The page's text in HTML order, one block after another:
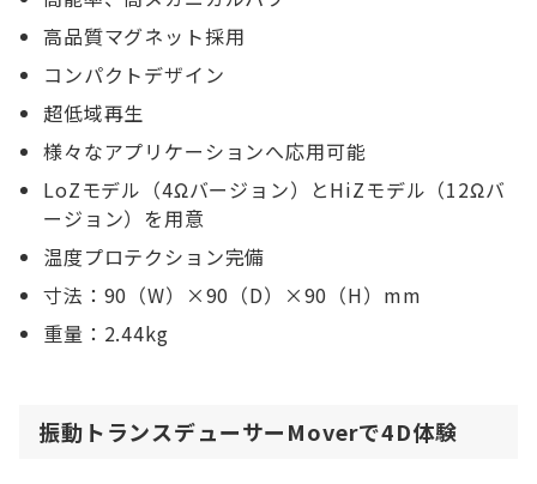
高品質マグネット採用
コンパクトデザイン
超低域再生
様々なアプリケーションへ応用可能
LoZモデル（4Ωバージョン）とHiZモデル（12Ωバ
ージョン）を用意
温度プロテクション完備
寸法：90（W）×90（D）×90（H）mm
重量：2.44kg
振動トランスデューサーMoverで4D体験